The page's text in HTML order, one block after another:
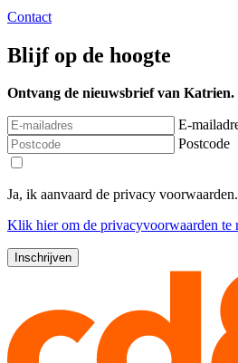
Contact
Blijf op de hoogte
Ontvang de nieuwsbrief van Katrien.
E-
Postcode
Ja, ik aanvaard de privacy voorwaarden.
Klik hierom de privacyvoorwaarden te